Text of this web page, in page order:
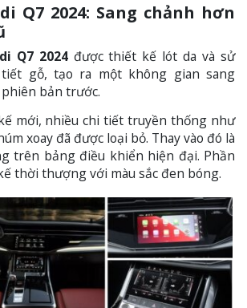
Q7 2024: Sang chảnh hơn
Q7 2024được thiết kế lót da và sử
gỗ, tạo ra một không gian sang
bản trước.
mới, nhiều chi tiết truyền thống như
xoay đã được loại bỏ. Thay vào đó là
trên bảng điều khiển hiện đại. Phần
thời thượng với màu sắc đen bóng.